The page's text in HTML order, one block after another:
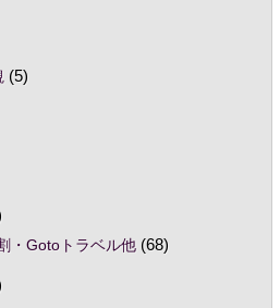
(5)
・Gotoトラベル他(68)